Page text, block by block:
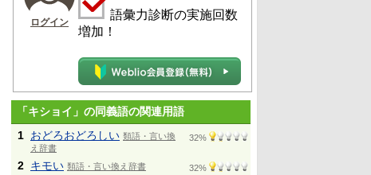
ログイン
語彙力診断の実施回数
増加！
「キショイ」の同義語の関連用語
1 おどろおどろしい 類語・言い換
え辞書
32%
2 キモい 類語・言い換え辞書 32%